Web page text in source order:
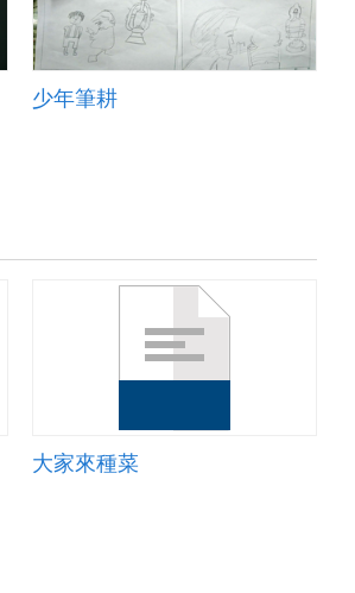
少年筆耕
大家來種菜